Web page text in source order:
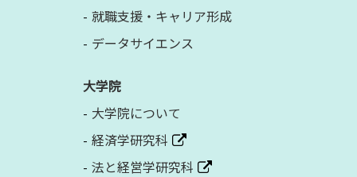
就職支援・キャリア形成
データサイエンス
大学院
大学院について
経済学研究科
法と経営学研究科